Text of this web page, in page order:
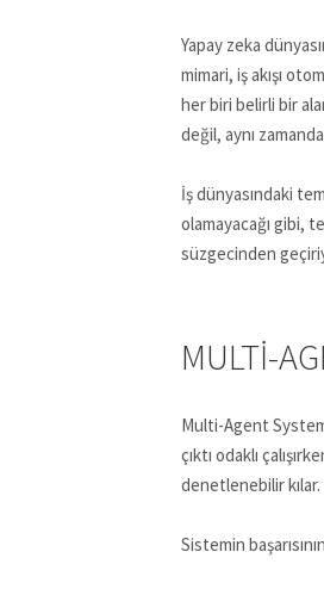
Yapay zeka
mimari, iş akışı
her biri belirli bir
değil, aynı
İş dünyasındaki
olamayacağı gibi,
süzgecinden
MULTI-
Multi-Agent
çıktı odaklı
denetlenebilir kılar.
Sistemin